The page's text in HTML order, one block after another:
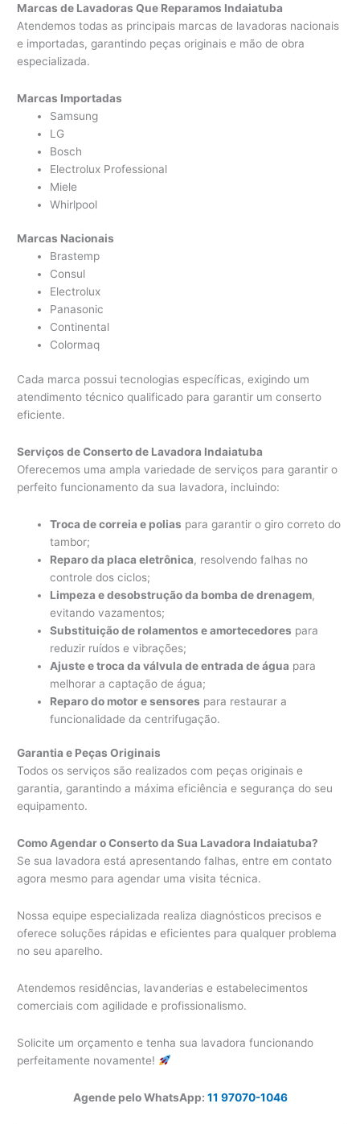
Marcas de Lavadoras Que Reparamos Indaiatuba
Atendemos todas as principais marcas de lavadoras nacionais
e importadas, garantindo peças originais e mão de obra
especializada.
Marcas Importadas
Samsung
LG
Bosch
Electrolux Professional
Miele
Whirlpool
Marcas Nacionais
Brastemp
Consul
Electrolux
Panasonic
Continental
Colormaq
Cada marca possui tecnologias específicas, exigindo um
atendimento técnico qualificado para garantir um conserto
eficiente.
Serviços de Conserto de Lavadora Indaiatuba
Oferecemos uma ampla variedade de serviços para garantir o
perfeito funcionamento da sua lavadora, incluindo:
Troca de correia e polias para garantir o giro correto do
tambor;
Reparo da placa eletrônica, resolvendo falhas no
controle dos ciclos;
Limpeza e desobstrução da bomba de drenagem,
evitando vazamentos;
Substituição de rolamentos e amortecedores para
reduzir ruídos e vibrações;
Ajuste e troca da válvula de entrada de água para
melhorar a captação de água;
Reparo do motor e sensores para restaurar a
funcionalidade da centrifugação.
Garantia e Peças Originais
Todos os serviços são realizados com peças originais e
garantia, garantindo a máxima eficiência e segurança do seu
equipamento.
Como Agendar o Conserto da Sua Lavadora Indaiatuba?
Se sua lavadora está apresentando falhas, entre em contato
agora mesmo para agendar uma visita técnica.
Nossa equipe especializada realiza diagnósticos precisos e
oferece soluções rápidas e eficientes para qualquer problema
no seu aparelho.
Atendemos residências, lavanderias e estabelecimentos
comerciais com agilidade e profissionalismo.
Solicite um orçamento e tenha sua lavadora funcionando
perfeitamente novamente!
Agende pelo WhatsApp: 11 97070-1046